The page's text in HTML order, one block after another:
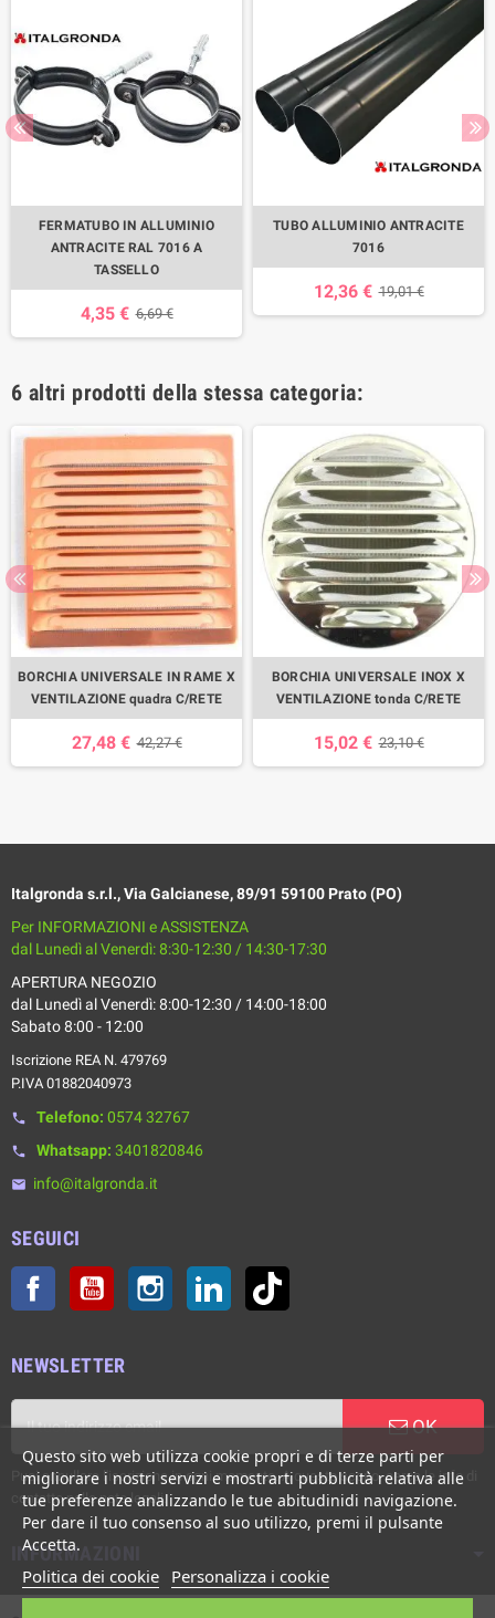
FERMATUBO IN ALLUMINIO
ANTRACITE RAL 7016 A
TASSELLO
4,35 € 6,69 €
TUBO ALLUMINIO ANTRACITE
7016
12,36 € 19,01 €
6 altri prodotti della stessa categoria:
BORCHIA UNIVERSALE IN RAME X
VENTILAZIONE quadra C/RETE
27,48 € 42,27 €
BORCHIA UNIVERSALE INOX X
VENTILAZIONE tonda C/RETE
15,02 € 23,10 €
Italgronda s.r.l., Via Galcianese, 89/91 59100 Prato (PO)
Per INFORMAZIONI e ASSISTENZA
dal Lunedì al Venerdì: 8:30-12:30 / 14:30-17:30
APERTURA NEGOZIO
dal Lunedì al Venerdì: 8:00-12:30 / 14:00-18:00
Sabato 8:00 - 12:00
Iscrizione REA N. 479769
P.IVA 01882040973
phone Telefono: 0574 32767
phone Whatsapp: 3401820846
email info@italgronda.it
SEGUICI
Facebook YouTube Instagram LinkedIn
NEWSLETTER
OK
Puoi annullare l'iscrizione in ogni momento. A questo scopo, cerca le info di
contatto nelle note legali.
INFORMAZIONI
Questo sito web utilizza cookie propri e di terze parti per
migliorare i nostri servizi e mostrarti pubblicità relativa alle
tue preferenze analizzando le tue abitudinidi navigazione.
Per dare il tuo consenso al suo utilizzo, premi il pulsante
Accetta.
Politica dei cookie Personalizza i cookie